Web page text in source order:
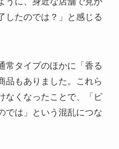
したのでは？」と感じる
常タイプのほかに「香る
品もありました。これら
なくなったことで、「ビ
では」という混乱につな